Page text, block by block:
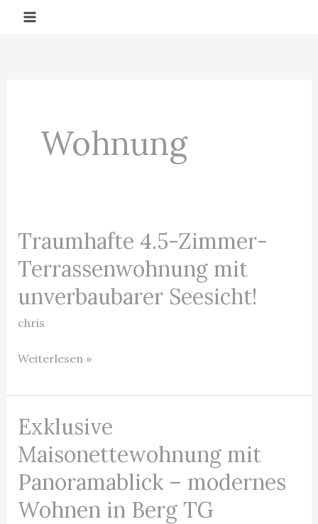
Wohnung
Traumhafte 4.5-Zimmer-
Terrassenwohnung mit
unverbaubarer Seesicht!
chris
Traumhafte
4.5-
Zimmer-
Terrassenwohnung
mit
Seesicht!
Weiterlesen »
Exklusive
Maisonettewohnung mit
Panoramablick – modernes
Wohnen in Berg TG
Exklusive
Maisonettewohnung
mit
Panoramablick
–